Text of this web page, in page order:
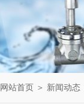
网站首页 ＞ 新闻动态